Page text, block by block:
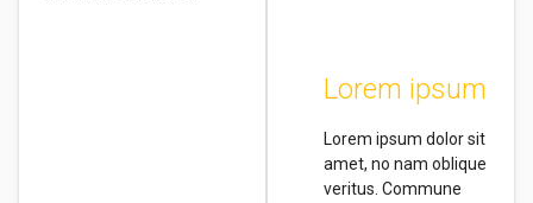
Lorem ipsum
Lorem ipsum dolor sit
amet, no nam oblique
veritus. Commune